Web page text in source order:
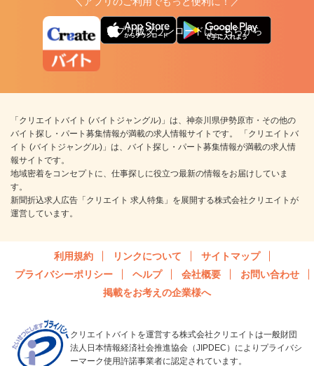
アプリ版ダウンロードはこちらから
「クリエイトバイト (バイトジャングル)」は、神奈川県伊勢原市・その他の
バイト探し・パート募集情報が満載の求人情報サイトです。 「クリエイトバ
イト (バイトジャングル)」は、バイト探し・パート募集情報が満載の求人情
報サイトです。
地域密着をコンセプトに、仕事探しに役立つ最新の情報をお届けしていま
す。
新聞折込求人広告「クリエイト 求人特集」を展開する株式会社クリエイトが
運営しています。
利用規約 リンクについて
サイトマップ
プライバシーポリシー
ヘルプ 会社概要
お問い合わせ
掲載をお考えの企業様へ
クリエイトバイトを運営する株式会社クリエイトは一般財団
法人日本情報経済社会推進協会（JIPDEC）によりプライバシ
ーマーク使用許諾事業者に認定されています。